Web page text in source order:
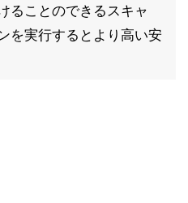
ることのできるスキャ
を実行するとより高い安